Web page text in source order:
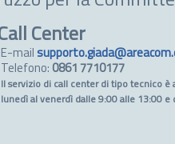
Center
E-mail
Telefono: 0861 7710177
Il servizio di call center di tipo tecnico
lunedì al venerdì dalle 9:00 alle 13:00 e